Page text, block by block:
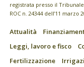
registrata presso il
ROC n. 24344 dell’11 marzo
Attualità
Leggi, lavoro e fisco
Fertilizzazione